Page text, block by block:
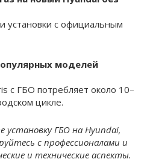
установки с официальным
моделей
с ГБО потребляет около 10–
цикле.
установку ГБО на Hyundai,
с профессионалами и
и технические аспекты.